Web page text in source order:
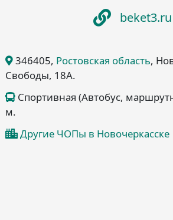
beket3.ru
346405, Ростовская область,
Свободы, 18А.
Спортивная (Автобус,
м.
Другие ЧОПы в Новочеркасске